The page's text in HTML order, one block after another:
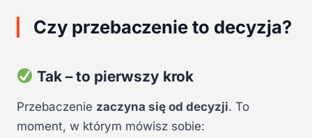
Czy przebaczenie to decyzja?
Tak – to pierwszy krok
Przebaczenie zaczyna się od decyzji. To
moment, w którym mówisz sobie: